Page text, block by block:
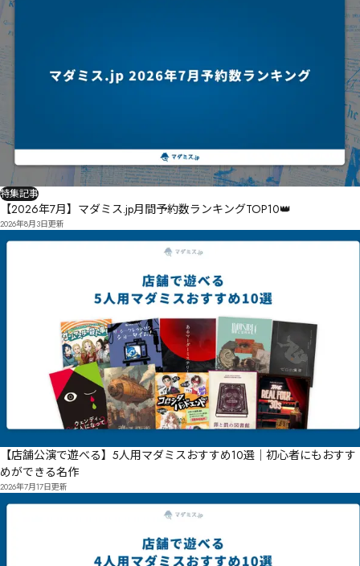
特集記事
【2026年7月】マダミス.jp月間予約数ランキングTOP10👑
2026年8月3日更新
【店舗公演で遊べる】5人用マダミスおすすめ10選｜初心者にもおすす
めができる名作
2026年7月17日更新